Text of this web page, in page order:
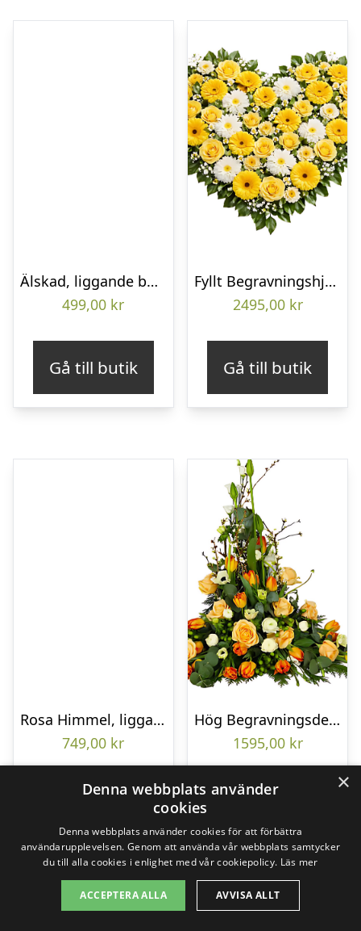
Älskad, liggande bukett
499,00 kr
Gå till butik
Fyllt Begravningshjärta
2495,00 kr
Gå till butik
Rosa Himmel, liggande bukett
749,00 kr
Hög Begravningsdekoration
1595,00 kr
×
Denna webbplats använder
cookies
Denna webbplats använder cookies för att förbättra
användarupplevelsen. Genom att använda vår webbplats samtycker
du till alla cookies i enlighet med vår cookiepolicy. Läs mer
ACCEPTERA ALLA AVVISA ALLT